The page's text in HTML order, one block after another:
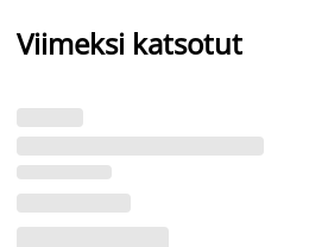
Viimeksi katsotut